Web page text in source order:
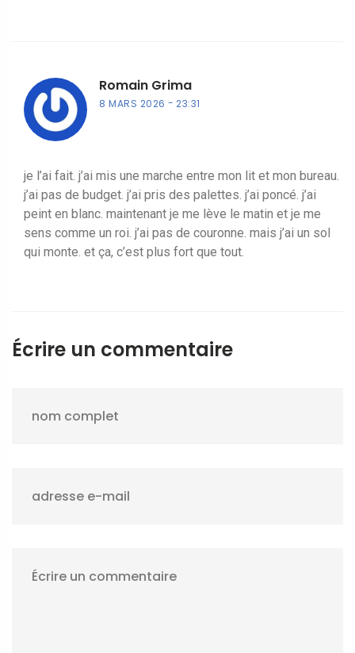
Romain Grima
8 MARS 2026 23:31
je l’ai fait. j’ai mis une marche entre mon lit et mon bureau.
j’ai pas de budget. j’ai pris des palettes. j’ai poncé. j’ai
peint en blanc. maintenant je me lève le matin et je me
sens comme un roi. j’ai pas de couronne. mais j’ai un sol
qui monte. et ça, c’est plus fort que tout.
Écrire un commentaire
nom complet
adresse e-mail
Écrire un commentaire